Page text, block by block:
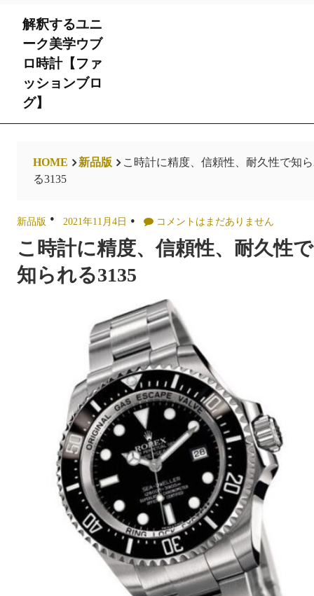
content
解釈するユニ
ーク美学ウブ
ロ時計【ファ
ッションブロ
グ】
HOME 新品版
こ時計に精度、信頼性、耐久性で知
る3135
新品版 2021年11月4日 コメントはまだありません
こ時計に精度、信頼性、耐久性で
知られる3135